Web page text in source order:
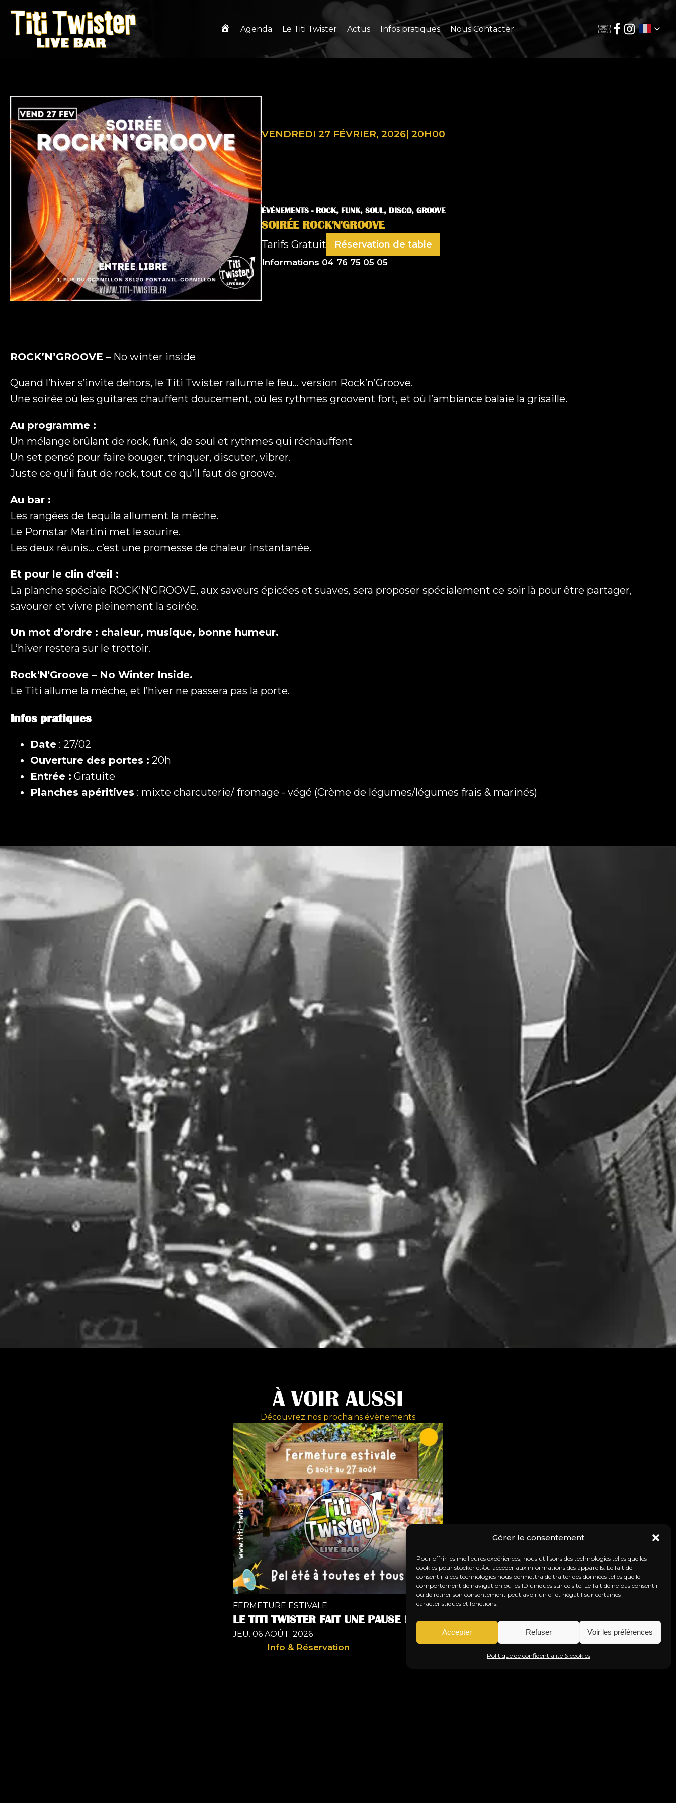
Gérer le consentement
Pour offrir les meilleures expériences, nous utilisons des technologies telles que les
cookies pour stocker et/ou accéder aux informations des appareils. Le fait de
consentir à ces technologies nous permettra de traiter des données telles que le
comportement de navigation ou les ID uniques sur ce site. Le fait de ne pas consentir
ou de retirer son consentement peut avoir un effet négatif sur certaines
caractéristiques et fonctions.
Accepter Refuser Voir les préférences
Politique de confidentialité & cookies
Agenda Le Titi Twister Actus Infos pratiques Nous Contacter
VENDREDI 27 FÉVRIER, 2026| 20H00
ÉVÉNEMENTS - ROCK, FUNK, SOUL, DISCO, GROOVE
SOIRÉE ROCK'N'GROOVE
Tarifs Gratuit Réservation de table
Nom (Nécessaire)
Message (Nécessaire)
CAPTCHA
Informations 04 76 75 05 05
ROCK’N’GROOVE – No winter inside
Quand l’hiver s’invite dehors, le Titi Twister rallume le feu… version Rock’n’Groove.
Une soirée où les guitares chauffent doucement, où les rythmes groovent fort, et où l’ambiance balaie la grisaille.
Au programme :
Un mélange brûlant de rock, funk, de soul et rythmes qui réchauffent
Un set pensé pour faire bouger, trinquer, discuter, vibrer.
Juste ce qu’il faut de rock, tout ce qu’il faut de groove.
Au bar :
Les rangées de tequila allument la mèche.
Le Pornstar Martini met le sourire.
Les deux réunis… c’est une promesse de chaleur instantanée.
Et pour le clin d'œil :
La planche spéciale ROCK’N’GROOVE, aux saveurs épicées et suaves, sera proposer spécialement ce soir là pour être partager,
savourer et vivre pleinement la soirée.
Un mot d’ordre : chaleur, musique, bonne humeur.
L’hiver restera sur le trottoir.
Rock'N'Groove – No Winter Inside.
Le Titi allume la mèche, et l’hiver ne passera pas la porte.
Infos pratiques
Date : 27/02
Ouverture des portes : 20h
Entrée : Gratuite
Planches apéritives : mixte charcuterie/ fromage - végé (Crème de légumes/légumes frais & marinés)
À VOIR AUSSI
Découvrez nos prochains évènements
FERMETURE ESTIVALE
LE TITI TWISTER FAIT UNE PAUSE !
JEU. 06 AOÛT. 2026
Info & Réservation